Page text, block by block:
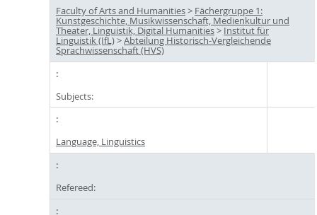
Faculty of Arts and Humanities> Fächergruppe 1:
Kunstgeschichte, Musikwissenschaft, Medienkultur und
Theater, Linguistik, Digital Humanities> Institut für
Linguistik (IfL)>Abteilung Historisch-Vergleichende
Sprachwissenschaft (HVS)
Subjects:
Language, Linguistics
Refereed: